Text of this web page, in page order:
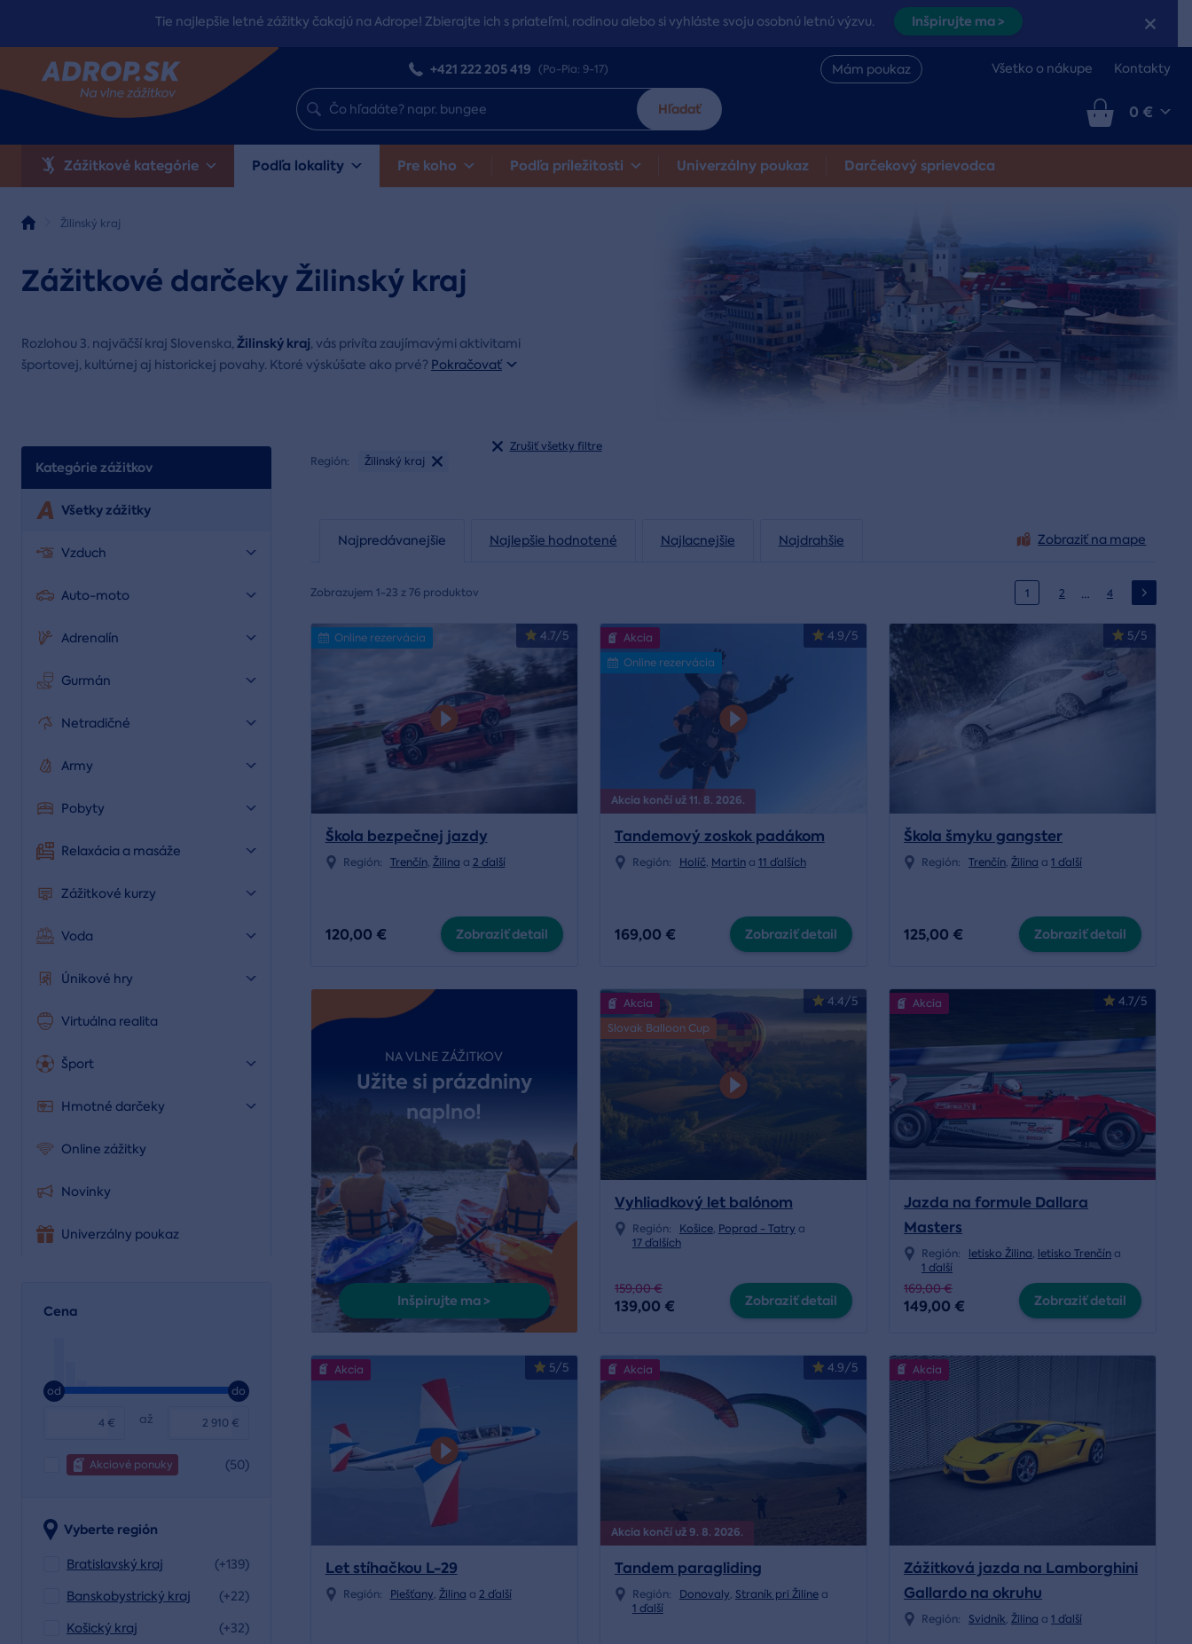
Tie najlepšie letné zážitky čakajú na Adrope! Zbierajte ich s priateľmi, rodinou alebo si vyhláste svoju osobnú letnú výzvu. Inšpirujte ma >
+421 222 205 419 (Po-Pia: 9-17) Mám poukaz Všetko o nákupe Kontakty
Hľadať 0 €
Zážitkové kategórie Podľa lokality Pre koho Podľa príležitosti Univerzálny poukaz Darčekový sprievodca
Žilinský kraj
Zážitkové darčeky Žilinský kraj
Rozlohou 3. najväčší kraj Slovenska,Žilinský kraj, vás privíta zaujímavými aktivitami
športovej, kultúrnej aj historickej povahy. Ktoré výskúšate ako prvé? Pokračovať
Kategórie zážitkov
Všetky zážitky
Vzduch
Auto-moto
Adrenalín
Gurmán
Netradičné
Army
Pobyty
Relaxácia a masáže
Zážitkové kurzy
Voda
Únikové hry
Virtuálna realita
Šport
Hmotné darčeky
Online zážitky
Novinky
Univerzálny poukaz
Cena
od do
€ €
až
Akciové ponuky (50)
Vyberte región
Bratislavský kraj
(+139)
Banskobystrický kraj
(+22)
Košický kraj
(+32)
Región: Žilinský kraj
Zrušiť všetky filtre
Zobraziť na mape
Najpredávanejšie Najlepšie hodnotené Najlacnejšie Najdrahšie
Zobrazujem 1-23 z 76 produktov 1 2 … 4
4.7/5
Online rezervácia
Škola bezpečnej jazdy
Región: Trenčín, Žilina a 2 ďalší
120,00 € Zobraziť detail
Akcia končí už 11. 8. 2026.
4.9/5
Akcia
Online rezervácia
Tandemový zoskok padákom
Región: Holíč, Martina 11 ďalších
169,00 € Zobraziť detail
5/5
Škola šmyku gangster
Región: Trenčín,Žilina a1 ďalší
125,00 € Zobraziť detail
NA VLNE ZÁŽITKOV
Užite si prázdniny
naplno!
Inšpirujte ma >
4.4/5
Akcia
Slovak Balloon Cup
Vyhliadkový let balónom
Región: Košice, Poprad - Tatry a
17 ďalších
159,00 €
139,00 € Zobraziť detail
4.7/5
Akcia
Jazda na formule Dallara
Masters
Región: letisko Žilina, letisko Trenčín a
1 ďalší
169,00 €
149,00 € Zobraziť detail
5/5
Akcia
Let stíhačkou L-29
Región: Piešťany, Žilina a 2 ďalší
Akcia končí už 9. 8. 2026.
4.9/5
Akcia
Tandem paragliding
Región: Donovaly, Straník pri Žilinea
1 ďalší
Akcia
Zážitková jazda na Lamborghini
Gallardo na okruhu
Región: Svidník,Žilina a1 ďalší